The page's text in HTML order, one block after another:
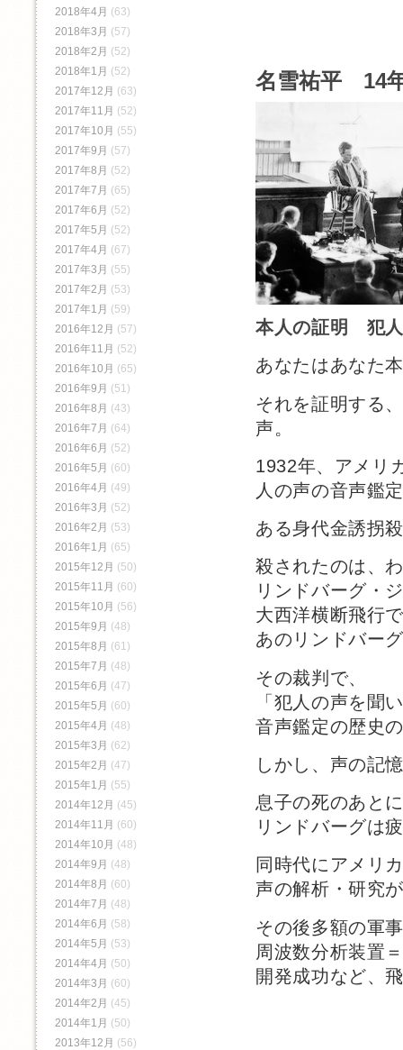
名雪祐平 14
本人の証明 犯
あなたはあなた
それを証明する
声。
1932年、アメリ
人の声の音声鑑
ある身代金誘拐
殺されたのは、
リンドバーグ・
大西洋横断飛行
あのリンドバー
その裁判で、
「犯人の声を聞
音声鑑定の歴史
しかし、声の記
息子の死のあと
リンドバーグは
同時代にアメリ
声の解析・研究
その後多額の軍
周波数分析装置
開発成功など、
2018年4月 (63)
2018年3月 (57)
2018年2月 (52)
2018年1月 (52)
2017年12月 (63)
2017年11月 (52)
2017年10月 (55)
2017年9月 (57)
2017年8月 (52)
2017年7月 (65)
2017年6月 (52)
2017年5月 (52)
2017年4月 (67)
2017年3月 (55)
2017年2月 (53)
2017年1月 (59)
2016年12月 (57)
2016年11月 (52)
2016年10月 (65)
2016年9月 (51)
2016年8月 (43)
2016年7月 (64)
2016年6月 (52)
2016年5月 (60)
2016年4月 (49)
2016年3月 (52)
2016年2月 (53)
2016年1月 (65)
2015年12月 (50)
2015年11月 (60)
2015年10月 (56)
2015年9月 (48)
2015年8月 (61)
2015年7月 (48)
2015年6月 (47)
2015年5月 (60)
2015年4月 (48)
2015年3月 (62)
2015年2月 (47)
2015年1月 (55)
2014年12月 (45)
2014年11月 (60)
2014年10月 (48)
2014年9月 (48)
2014年8月 (60)
2014年7月 (48)
2014年6月 (58)
2014年5月 (53)
2014年4月 (50)
2014年3月 (60)
2014年2月 (45)
2014年1月 (50)
2013年12月 (56)